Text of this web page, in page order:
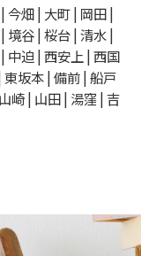
今畑 | 大町 | 岡田 |
境谷 | 桜台 | 清水 |
中迫 | 西安上 | 西国
坂本 | 備前 | 船戸
崎 | 山田 | 湯窪 | 吉